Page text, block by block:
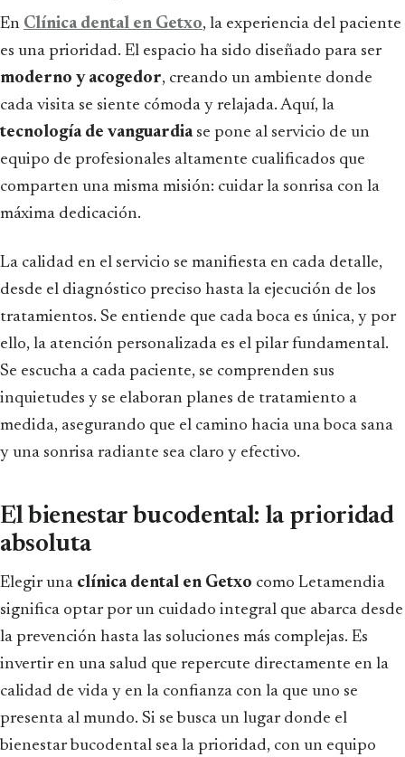
En Clínica dental en Getxo, la experiencia del paciente
es una prioridad. El espacio ha sido diseñado para ser
moderno y acogedor, creando un ambiente donde
cada visita se siente cómoda y relajada. Aquí, la
tecnología de vanguardiase pone al servicio de un
equipo de profesionales altamente cualificados que
comparten una misma misión: cuidar la sonrisa con la
máxima dedicación.
La calidad en el servicio se manifiesta en cada detalle,
desde el diagnóstico preciso hasta la ejecución de los
tratamientos. Se entiende que cada boca es única, y por
ello, la atención personalizada es el pilar fundamental.
Se escucha a cada paciente, se comprenden sus
inquietudes y se elaboran planes de tratamiento a
medida, asegurando que el camino hacia una boca sana
y una sonrisa radiante sea claro y efectivo.
El bienestar bucodental: la prioridad
absoluta
Elegir una clínica dental en Getxo como Letamendia
significa optar por un cuidado integral que abarca desde
la prevención hasta las soluciones más complejas. Es
invertir en una salud que repercute directamente en la
calidad de vida y en la confianza con la que uno se
presenta al mundo. Si se busca un lugar donde el
bienestar bucodental sea la prioridad, con un equipo